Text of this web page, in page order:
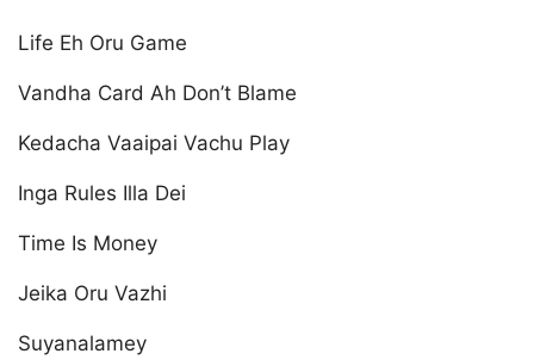
Life Eh Oru Game
Vandha Card Ah Don’t Blame
Kedacha Vaaipai Vachu Play
Inga Rules Illa Dei
Time Is Money
Jeika Oru Vazhi
Suyanalamey